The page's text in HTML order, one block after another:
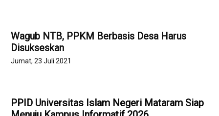
Wagub NTB, PPKM Berbasis Desa Harus
Disukseskan
Jumat, 23 Juli 2021
PPID Universitas Islam Negeri Mataram Siap